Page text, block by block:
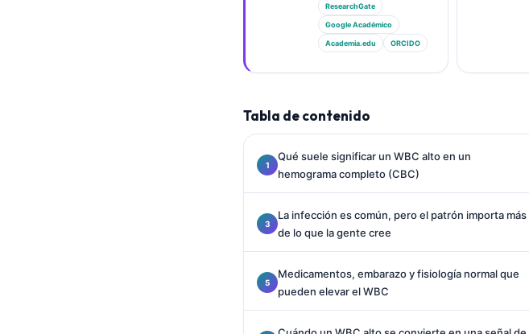
ResearchGate
Google Académico
Academia.edu ORCIDO
Tabla de contenido
Qué suele significar un WBC alto en un
hemograma completo (CBC)
La infección es común, pero el patrón importa más
de lo que la gente cree
Medicamentos, embarazo y fisiología normal que
pueden elevar el WBC